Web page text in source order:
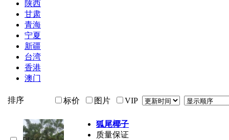
陕西
甘肃
青海
宁夏
新疆
台湾
香港
澳门
排序 标价 图片 VIP
狐尾椰子
质量保证